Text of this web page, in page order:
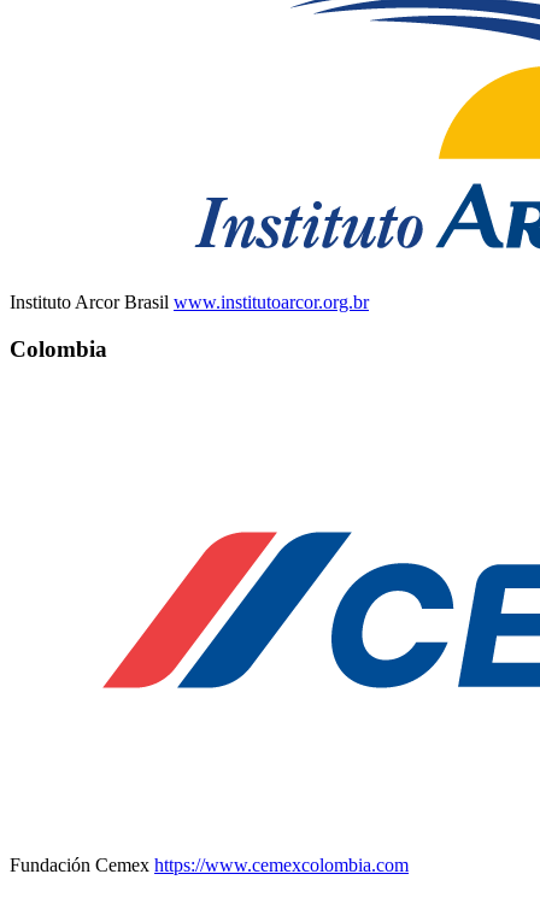
Instituto Arcor Brasil www.institutoarcor.org.br
Colombia
Fundación Cemex https://www.cemexcolombia.com